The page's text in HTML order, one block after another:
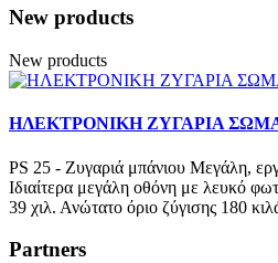
New products
New products
ΗΛΕΚΤΡΟΝΙΚΗ ΖΥΓΑΡΙΑ
PS 25 - Ζυγαριά μπάνιου Μεγάλη,
Ιδιαίτερα μεγάλη οθόνη με λευκό
39 χιλ. Ανώτατο όριο ζύγισης 180
Partners